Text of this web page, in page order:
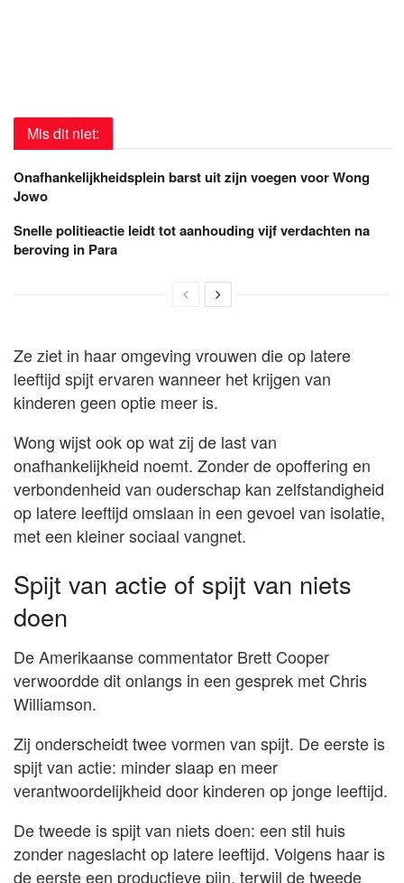
Mis dit niet:
Onafhankelijkheidsplein barst uit zijn voegen voor Wong
Jowo
Snelle politieactie leidt tot aanhouding vijf verdachten na
beroving in Para
Ze ziet in haar omgeving vrouwen die op latere
leeftijd spijt ervaren wanneer het krijgen van
kinderen geen optie meer is.
Wong wijst ook op wat zij de last van
onafhankelijkheid noemt. Zonder de opoffering en
verbondenheid van ouderschap kan zelfstandigheid
op latere leeftijd omslaan in een gevoel van isolatie,
met een kleiner sociaal vangnet.
Spijt van actie of spijt van niets
doen
De Amerikaanse commentator Brett Cooper
verwoordde dit onlangs in een gesprek met Chris
Williamson.
Zij onderscheidt twee vormen van spijt. De eerste is
spijt van actie: minder slaap en meer
verantwoordelijkheid door kinderen op jonge leeftijd.
De tweede is spijt van niets doen: een stil huis
zonder nageslacht op latere leeftijd. Volgens haar is
de eerste een productieve pijn, terwijl de tweede